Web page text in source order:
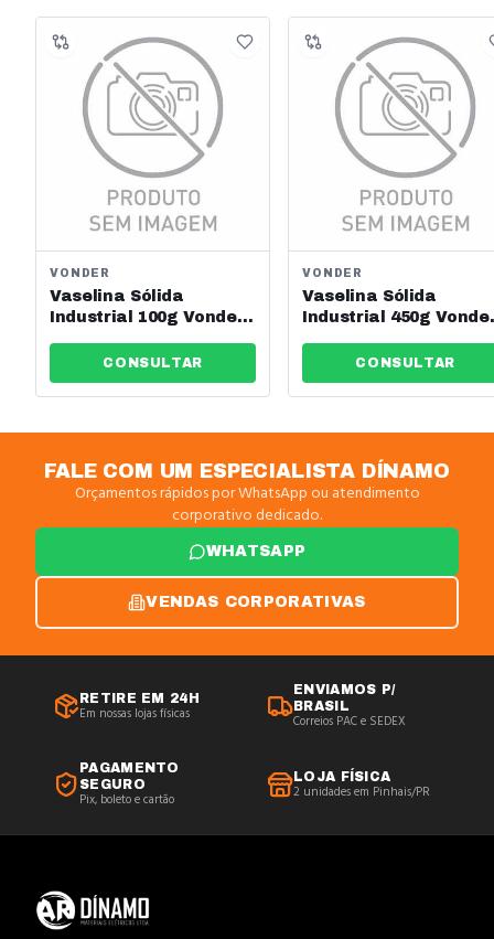
VONDER
Vaselina Sólida
Industrial 100g Vonder
CONSULTAR
VONDER
Vaselina Sólida
Industrial 450g
CONSULTAR
FALE COM UM ESPECIALISTA DÍNAMO
Orçamentos rápidos por WhatsApp ou atendimento
corporativo dedicado.
WHATSAPP
VENDAS CORPORATIVAS
RETIRE EM 24H
Em nossas lojas físicas
ENVIAMOS P/
BRASIL
Correios PAC e SEDEX
PAGAMENTO
SEGURO
Pix, boleto e cartão
LOJA FÍSICA
2 unidades em Pinhais/PR